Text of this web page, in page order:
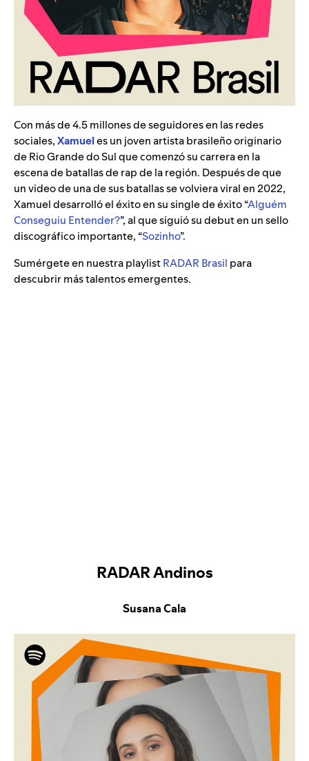
Con más de 4.5 millones de seguidores en las redes
sociales,Xamueles un joven artista brasileño originario
de Rio Grande do Sul que comenzó su carrera en la
escena de batallas de rap de la región. Después de que
un video de una de sus batallas se volviera viral en 2022,
Xamuel desarrolló el éxito en su single de éxito “Alguém
Conseguiu Entender?”, al que siguió su debut en un sello
discográfico importante, “Sozinho”.
Sumérgete en nuestra playlistRADAR Brasil para
descubrir más talentos emergentes.
RADAR Andinos
Susana Cala